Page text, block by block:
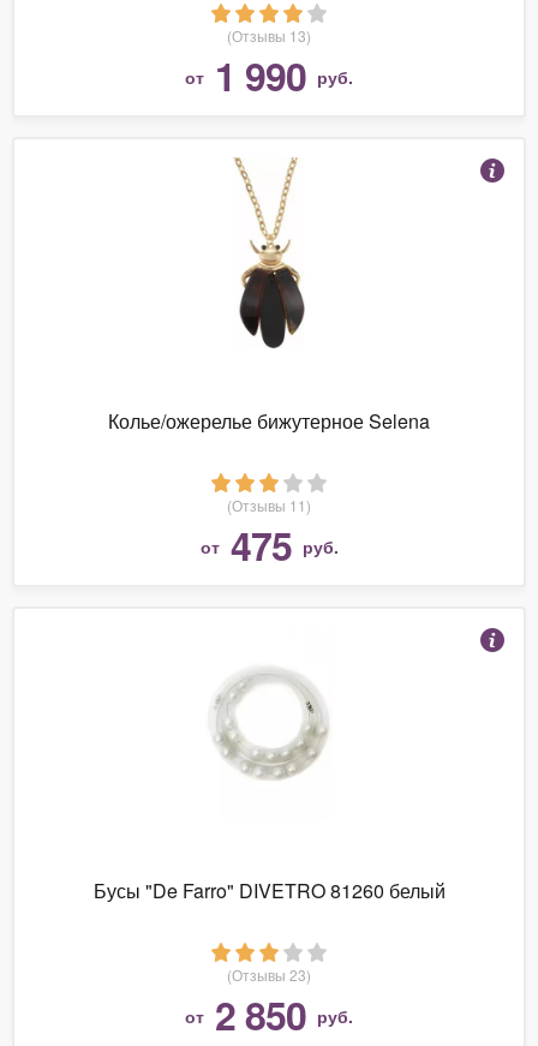
(Отзывы 13)
от 1 990 руб.
Колье/ожерелье бижутерное Selena
(Отзывы 11)
от 475 руб.
Бусы "De Farro" DIVETRO 81260 белый
(Отзывы 23)
от 2 850 руб.